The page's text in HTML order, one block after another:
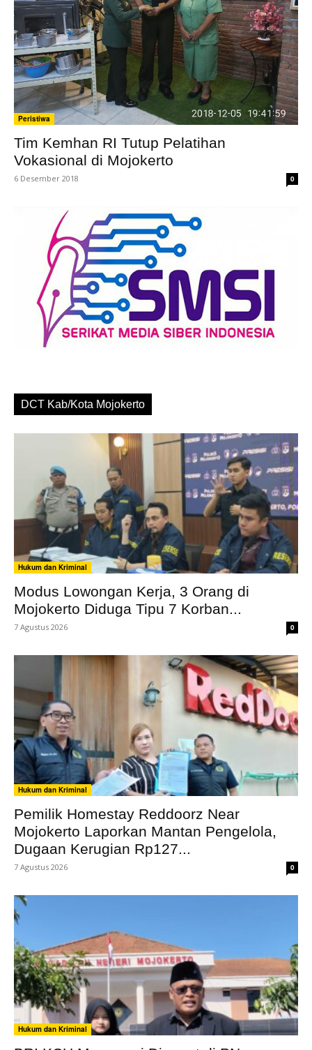
Peristiwa
Tim Kemhan RI Tutup Pelatihan
Vokasional di Mojokerto
6 Desember 2018 0
DCT Kab/Kota Mojokerto
Hukum dan Kriminal
Modus Lowongan Kerja, 3 Orang di
Mojokerto Diduga Tipu 7 Korban...
7 Agustus 2026 0
Hukum dan Kriminal
Pemilik Homestay Reddoorz Near
Mojokerto Laporkan Mantan Pengelola,
Dugaan Kerugian Rp127...
7 Agustus 2026 0
Hukum dan Kriminal